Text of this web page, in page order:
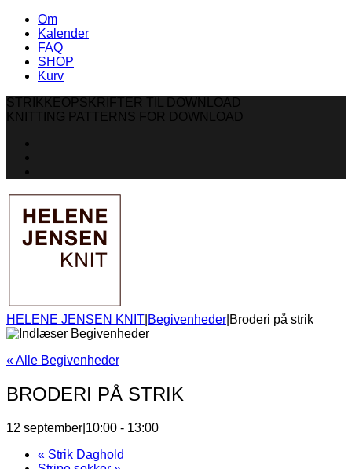
Om
Kalender
FAQ
SHOP
Kurv
STRIKKEOPSKRIFTER TIL DOWNLOAD
KNITTING PATTERNS FOR DOWNLOAD
HELENE JENSEN KNIT Begivenheder Broderi på strik
« Alle Begivenheder
BRODERI PÅ STRIK
12 september|10:00 - 13:00
« Strik Daghold